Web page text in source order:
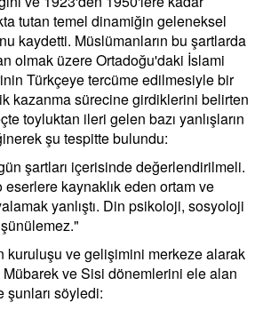
tutan temel dinamiğin geleneksel
kaydetti. Müslümanların bu şartlarda
olmak üzere Ortadoğu'daki İslami
Türkçeye tercüme edilmesiyle bir
kazanma sürecine girdiklerini belirten
toyluktan ileri gelen bazı yanlışların
şu tespitte bulundu:
şartları içerisinde değerlendirilmeli.
kaynaklık eden ortam ve
yanlıştı. Din psikoloji, sosyoloji
kuruluşu ve gelişimini merkeze alarak
Mübarek ve Sisi dönemlerini ele alan
şunları söyledi: